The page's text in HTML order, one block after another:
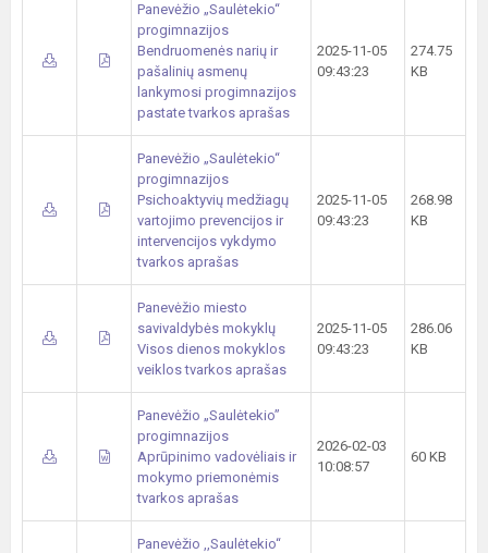
Panevėžio „Saulėtekio“
progimnazijos
Bendruomenės narių ir
pašalinių asmenų
lankymosi progimnazijos
pastate tvarkos aprašas
2025-11-05
09:43:23
274.75
KB
Panevėžio „Saulėtekio“
progimnazijos
Psichoaktyvių medžiagų
vartojimo prevencijos ir
intervencijos vykdymo
tvarkos aprašas
2025-11-05
09:43:23
268.98
KB
Panevėžio miesto
savivaldybės mokyklų
Visos dienos mokyklos
veiklos tvarkos aprašas
2025-11-05
09:43:23
286.06
KB
Panevėžio „Saulėtekio”
progimnazijos
Aprūpinimo vadovėliais ir
mokymo priemonėmis
tvarkos aprašas
2026-02-03
10:08:57
60 KB
Panevėžio ,,Saulėtekio“